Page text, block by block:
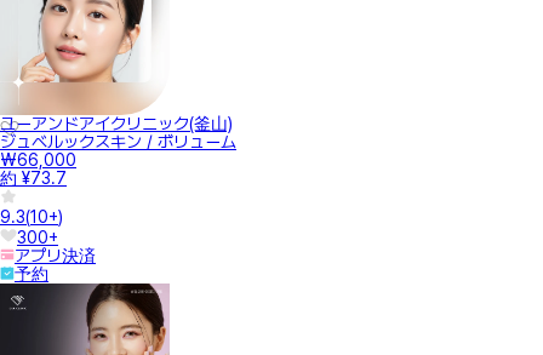
ユーアンドアイクリニック(釜山)
ジュベルックスキン / ボリューム
₩66,000
約 ¥73.7
9.3(10+)
300+
アプリ決済
予約